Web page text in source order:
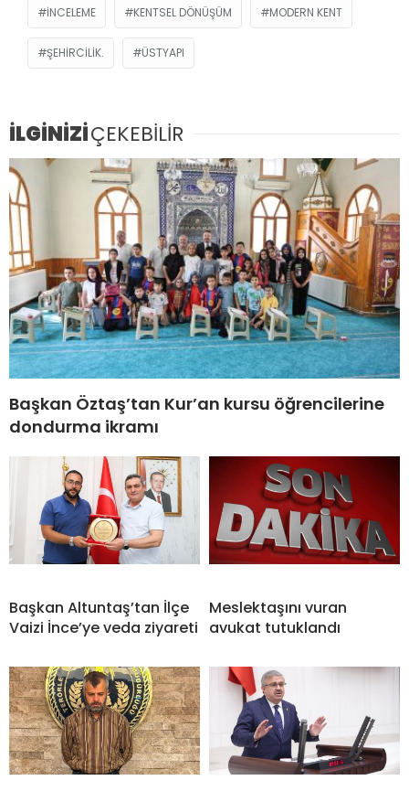
INCELEME KENTSEL DÖNÜŞÜM MODERN KENT
ŞEHIRCILIK. ÜSTYAPI
İLGİNİZİÇEKEBİLİR
Başkan Öztaş’tan Kur’an kursu öğrencilerine
dondurma ikramı
Başkan Altuntaş’tan İlçe
Vaizi İnce’ye veda ziyareti
Meslektaşını vuran
avukat tutuklandı